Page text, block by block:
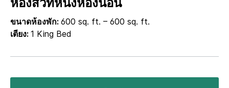
ขนาดห้องพัก: 600 sq. ft. – 600 sq. ft.
เตียง: 1 King Bed